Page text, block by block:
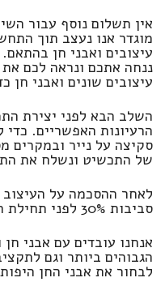
אין תשלום נוסף עבור
מוגדר אנו נעצב תוך
עיצובים ואבני חן
ננחה אתכם ונראה לכם
עיצובים שונים ואבני
השלב הבא לפני יצירת
הרעיונות האפשריים.
סקיצה על נייר ובמקרים
של התכשיט ונשלח את
לאחר ההסכמה על
סביבות 30% לפני תחילת היצור.
אנחנו עובדים עם אבני
הגבוהים ביותר וגם
לבחור את אבני החן